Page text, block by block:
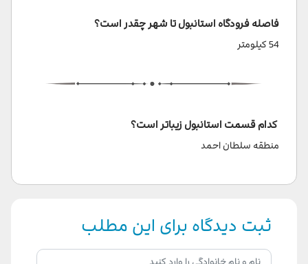
فاصله فرودگاه استانبول تا شهر چقدر است؟
54 کیلومتر
کدام قسمت استانبول زیباتر است؟
منطقه سلطان احمد
ثبت دیدگاه برای این مطلب